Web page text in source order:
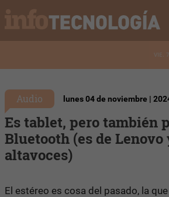
VIE.
Audio lunes 04 de noviembre |
Es tablet, pero también
Bluetooth (es de Lenovo
altavoces)
El estéreo es cosa del pasado, la